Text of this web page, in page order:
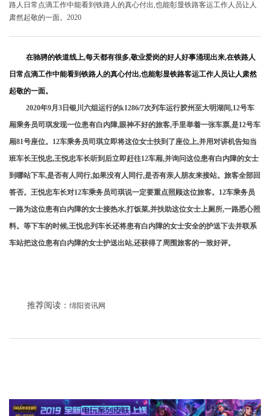
路人日常点滴工作中能看到铁路人的真心付出,也能彰显铁路客运工作人员让人
肃然起敬的一面。2020
在驰骋的铁道线上,每天都有很多,敬业爱岗的好人好事涌现出来,在铁路人
日常点滴工作中能看到铁路人的真心付出,也能彰显铁路客运工作人员让人肃然
起敬的一面。
2020年9月3日银川六组运行的k1286/7次列车运行胶州至大明湖间,12号车
厢乘务员司琪发现一位患有白内障,眼神不好的旅客,手里举着一张车票,是12号车
厢81号座位。12车乘务员司琪立即将这位女士扶到了座位上,并用对讲机告知当
班车长王悦忠,王悦忠车长听到后立即赶往12车厢,并询问这位患有白内障的女士
到哪站下车,是否有人同行,如果没有人同行,是否有亲人朋友来接站。旅客全部回
答否。王悦忠车长对12车乘务员司琪说一定要重点照顾这位旅客。12车乘务员
一路为这位患有白内障的女士接热水,打饭菜,并扶助这位女士上厕所,一路悉心照
料。等下车的时候,王悦忠列车长还将患有白内障的女士安全的护送下去并联系
车站把这位患有白内障的女士护送出站,还获得了周围旅客的一致好评。
推荐阅读： 绵阳资讯网